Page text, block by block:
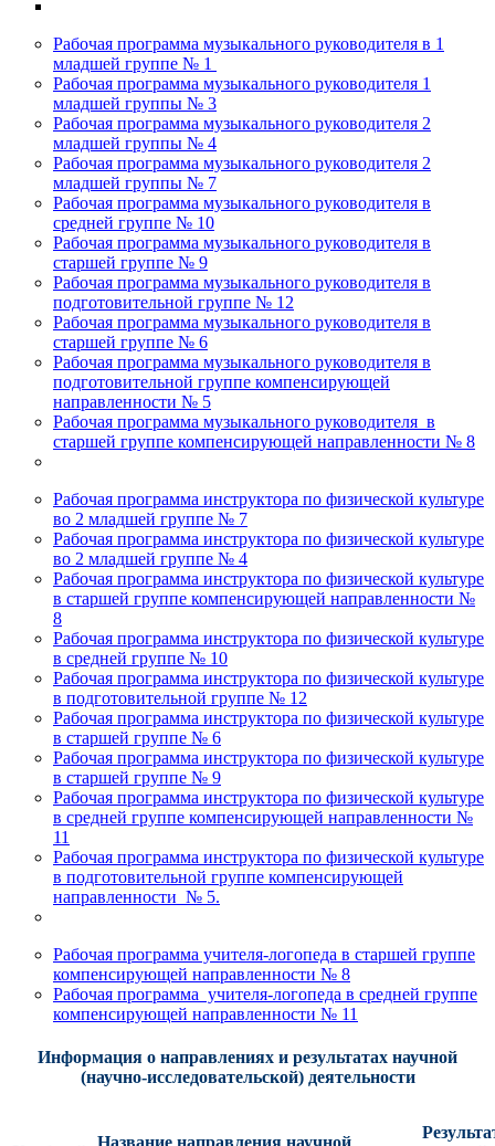
Рабочая программа музыкального руководителя в 1
младшей группе № 1
Рабочая программа музыкального руководителя 1
младшей группы № 3
Рабочая программа музыкального руководителя 2
младшей группы № 4
Рабочая программа музыкального руководителя 2
младшей группы № 7
Рабочая программа музыкального руководителя в
средней группе № 10
Рабочая программа музыкального руководителя в
старшей группе № 9
Рабочая программа музыкального руководителя в
подготовительной группе № 12
Рабочая программа музыкального руководителя в
старшей группе № 6
Рабочая программа музыкального руководителя в
подготовительной группе компенсирующей
направленности № 5
Рабочая программа музыкального руководителя в
старшей группе компенсирующей направленности № 8
Рабочая программа инструктора по физической культуре
во 2 младшей группе № 7
Рабочая программа инструктора по физической культуре
во 2 младшей группе № 4
Рабочая программа инструктора по физической культуре
в старшей группе компенсирующей направленности №
8
Рабочая программа инструктора по физической культуре
в средней группе № 10
Рабочая программа инструктора по физической культуре
в подготовительной группе № 12
Рабочая программа инструктора по физической культуре
в старшей группе № 6
Рабочая программа инструктора по физической культуре
в старшей группе № 9
Рабочая программа инструктора по физической культуре
в средней группе компенсирующей направленности №
11
Рабочая программа инструктора по физической культуре
в подготовительной группе компенсирующей
направленности № 5.
Рабочая программа учителя-логопеда в старшей группе
компенсирующей направленности № 8
Рабочая программа учителя-логопеда в средней группе
компенсирующей направленности № 11
Информация о направлениях и результатах научной
(научно-исследовательской) деятельности